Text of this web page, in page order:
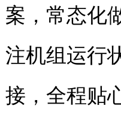
案，常态化
注机组运行
接，全程贴